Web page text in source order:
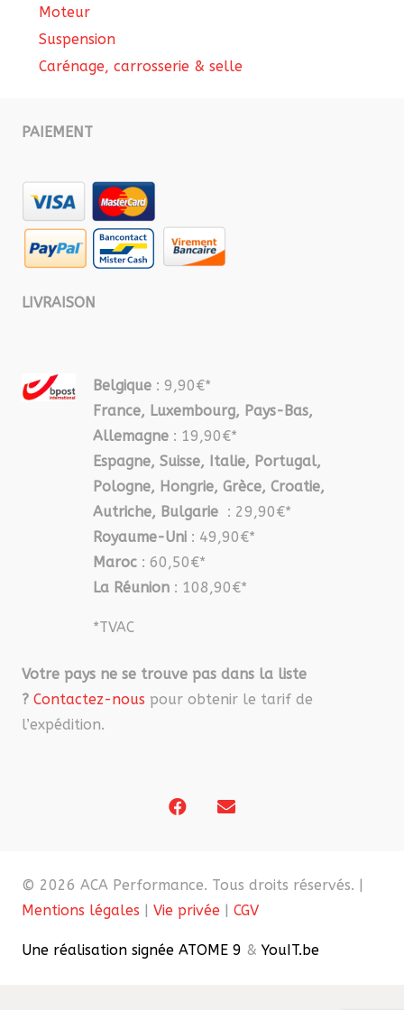
Moteur
Suspension
Carénage, carrosserie & selle
PAIEMENT
LIVRAISON
Belgique : 9,90€*
France, Luxembourg, Pays-Bas,
Allemagne : 19,90€*
Espagne, Suisse, Italie, Portugal,
Pologne, Hongrie, Grèce, Croatie,
Autriche, Bulgarie : 29,90€*
Royaume-Uni : 49,90€*
Maroc : 60,50€*
La Réunion : 108,90€*
*TVAC
Votre pays ne se trouve pas dans la liste
? Contactez-nous pour obtenir le tarif de
l’expédition.
© 2026 ACA Performance. Tous droits réservés. |
Mentions légales | Vie privée | CGV
Une réalisation signée ATOME 9 & YouIT.be